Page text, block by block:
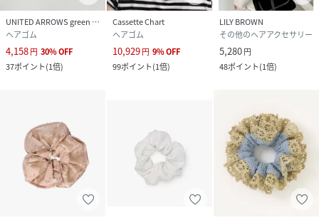
UNITED ARROWS green label relaxing
ヘアゴム
4,158円 30%OFF
37ポイント(1倍)
Cassette Chart
ヘアゴム
10,929円 9%OFF
99ポイント(1倍)
LILY BROWN
その他のヘアアクセサリー
5,280円
48ポイント(1倍)